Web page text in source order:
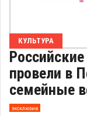
КУЛЬТУРА
провели в
семейные
эксклюзив